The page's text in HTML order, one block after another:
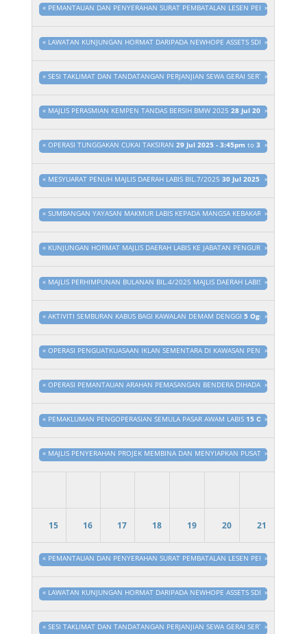
« PEMANTAUAN DAN PENYERAHAN SURAT PEMBATALAN LESEN PERNIAGAAN
»
« LAWATAN KUNJUNGAN HORMAT DARIPADA NEWHOPE ASSETS SDN. BHD. KE
»
« SESI TAKLIMAT DAN TANDATANGAN PERJANJIAN SEWA GERAI SERTA
»
« MAJLIS PERASMIAN KEMPEN TANDAS BERSIH BMW 202528 Jul 2025 - 3:45pm
»
« OPERASI TUNGGAKAN CUKAI TAKSIRAN29 Jul 2025 - 3:45pm to31 Dis 2025 -
»
« MESYUARAT PENUH MAJLIS DAERAH LABIS BIL.7/202530 Jul 2025 - 3:45pm
»
« SUMBANGAN YAYASAN MAKMUR LABIS KEPADA MANGSA KEBAKARAN
»
« KUNJUNGAN HORMAT MAJLIS DAERAH LABIS KE JABATAN PENGURUSAN SISA
»
« MAJLIS PERHIMPUNAN BULANAN BIL.4/2025 MAJLIS DAERAH LABIS 4 Ogo 2025
»
« AKTIVITI SEMBURAN KABUS BAGI KAWALAN DEMAM DENGGI5 Ogo 2025 -
»
« OPERASI PENGUATKUASAAN IKLAN SEMENTARA DI KAWASAN PENTADBIRAN
»
« OPERASI PEMANTAUAN ARAHAN PEMASANGAN BENDERA DIHADAPAN
»
« PEMAKLUMAN PENGOPERASIAN SEMULA PASAR AWAM LABIS 15 Ogo 2025 -
»
« MAJLIS PENYERAHAN PROJEK MEMBINA DAN MENYIAPKAN PUSAT KOMUNITI
»
15 16 17 18 19 20 21
« PEMANTAUAN DAN PENYERAHAN SURAT PEMBATALAN LESEN PERNIAGAAN
»
« LAWATAN KUNJUNGAN HORMAT DARIPADA NEWHOPE ASSETS SDN. BHD. KE
»
« SESI TAKLIMAT DAN TANDATANGAN PERJANJIAN SEWA GERAI SERTA
»